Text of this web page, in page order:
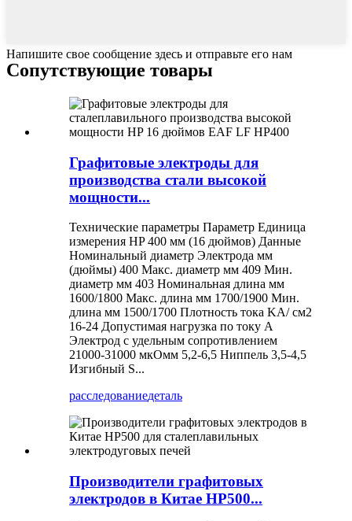
Напишите свое сообщение здесь и отправьте его нам
Сопутствующие товары
Графитовые электроды для
производства стали высокой
мощности...
Технические параметры Параметр Единица
измерения HP 400 мм (16 дюймов) Данные
Номинальный диаметр Электрода мм
(дюймы) 400 Макс. диаметр мм 409 Мин.
диаметр мм 403 Номинальная длина мм
1600/1800 Макс. длина мм 1700/1900 Мин.
длина мм 1500/1700 Плотность тока KA/ см2
16-24 Допустимая нагрузка по току А
Электрод с удельным сопротивлением
21000-31000 мкОмм 5,2-6,5 Ниппель 3,5-4,5
Изгибный S...
расследованиедеталь
Производители графитовых
электродов в Китае HP500...